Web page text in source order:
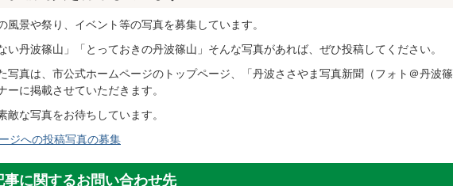
風景や祭り、イベント等の写真を募集しています。
い丹波篠山」「とっておきの丹波篠山」そんな写真があれば、ぜひ投稿してください。
写真は、市公式ホームページのトップページ、「丹波ささやま写真新聞（フォト＠丹波篠
ーに掲載させていただきます。
敵な写真をお待ちしています。
ジへの投稿写真の募集
事に関するお問い合わせ先